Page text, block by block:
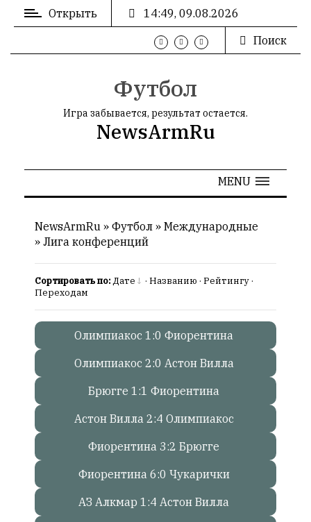
ВХОД
РЕКЛАМА
Онлайн
всего:
Пользователей:
НАШИ
ПРАВИЛА
Открыть
14:49, 09.08.2026
Поиск
Футбол
Игра забывается, результат остается.
NewsArmRu
MENU
NewsArmRu » Футбол » Международные
» Лига конференций
Сортировать по:Дате · Названию · Рейтингу ·
Переходам
Олимпиакос 1:0 Фиорентина
Олимпиакос 2:0 Астон Вилла
Брюгге 1:1 Фиорентина
Астон Вилла 2:4 Олимпиакос
Фиорентина 3:2 Брюгге
Фиорентина 6:0 Чукарички
АЗ Алкмар 1:4 Астон Вилла